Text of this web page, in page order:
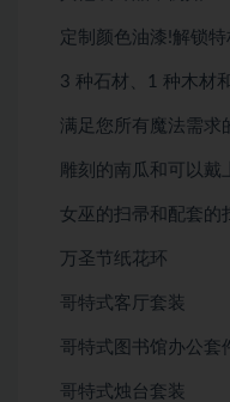
定制颜色油漆!解锁
3 种石材、1 种木材
满足您所有魔法需求
雕刻的南瓜和可以戴
女巫的扫帚和配套的
万圣节纸花环
哥特式客厅套装
哥特式图书馆办公套
哥特式烛台套装